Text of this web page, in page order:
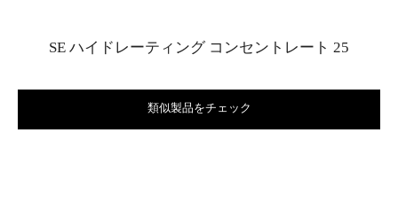
SE ハイドレーティング コンセントレート 25
類似製品をチェック